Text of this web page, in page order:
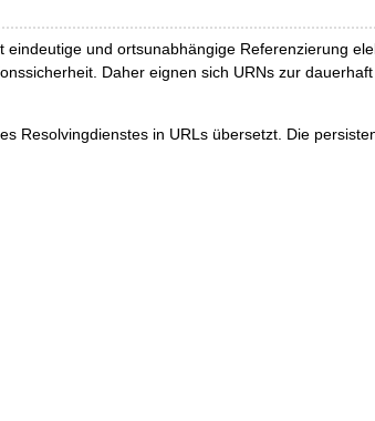
eindeutige und ortsunabhängige Referenzierung
Daher eignen sich URNs zur
Resolvingdienstes in URLs übersetzt. Die